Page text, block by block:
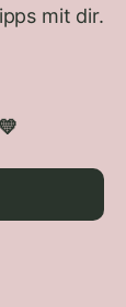
mit dir.